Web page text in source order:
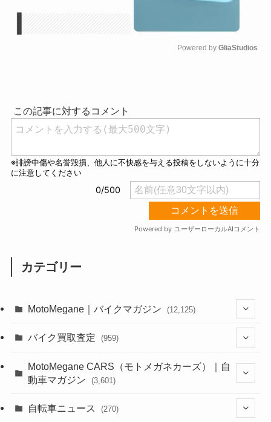
Powered by GliaStudios
カテゴリー
MotoMegane｜バイクマガジン (12,125)
(44)
(1,241)
(637)(306)
バイク買取査定 (959)
(352)
MotoMegane CARS（モトメガネカーズ）｜自
動車マガジン
(3,601)
自転車ニュース (270)